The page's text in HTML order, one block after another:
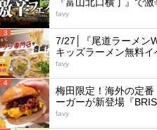
『富山北口横丁』で
favy
3
7/27│『尾道ラーメン
キッズラーメン無料
favy
4
梅田限定！海外の定
ーガーが新登場『
favy